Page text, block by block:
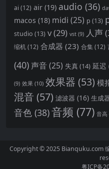
ai (12) air (19) audio (36)
macos (18) midi (25) p (13)
studio (13) v(29) vst (9) 人声
缩机(12) 合成器 (23) 合集(12)
(40) 声音(25) 失真(14) 延迟
(9) 效果 (10) 效果器 (53) 模
混音 (57) 滤波器 (16) 生成
音色 (38)音频 (77) 音高
Copyright © 2025 Bianquku.com
粤ICP备